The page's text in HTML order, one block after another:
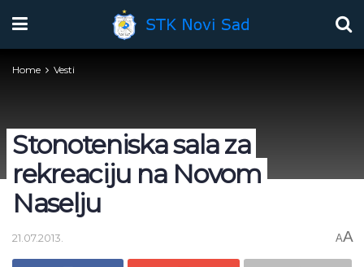
Home Vesti
Stonoteniska sala za
rekreaciju na Novom
Naselju
21.07.2013. AA